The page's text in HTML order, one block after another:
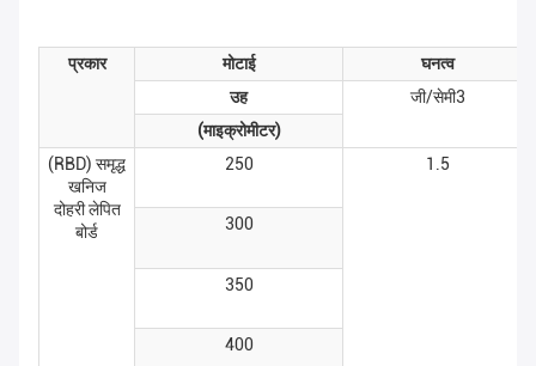
प्रकार मोटाई
घनत्व
उह
जी/सेमी3
(माइक्रोमीटर)
(RBD) समृद्ध
खनिज
दोहरी लेपित
बोर्ड
250 1.5
300
350
400